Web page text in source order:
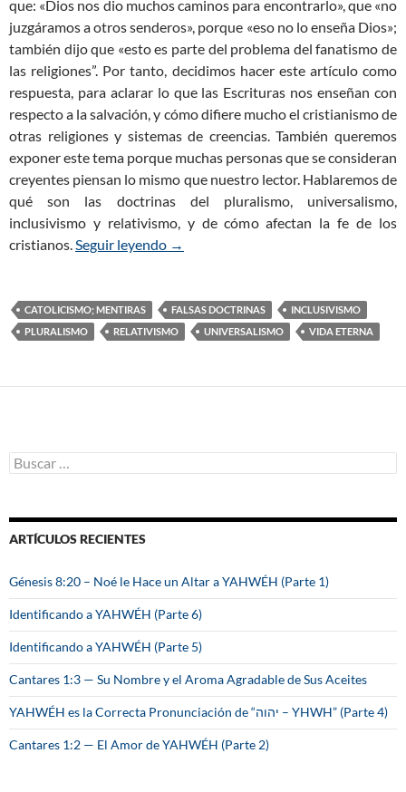
que: «Dios nos dio muchos caminos para encontrarlo», que «no
juzgáramos a otros senderos», porque «eso no lo enseña Dios»;
también dijo que «esto es parte del problema del fanatismo de
las religiones”. Por tanto, decidimos hacer este artículo como
respuesta, para aclarar lo que las Escrituras nos enseñan con
respecto a la salvación, y cómo difiere mucho el cristianismo de
otras religiones y sistemas de creencias. También queremos
exponer este tema porque muchas personas que se consideran
creyentes piensan lo mismo que nuestro lector. Hablaremos de
qué son las doctrinas del pluralismo, universalismo,
inclusivismo y relativismo, y de cómo afectan la fe de los
cristianos.Seguir leyendo ¿Acaso Todos los Caminos nos
→
CATOLICISMO; MENTIRAS FALSAS DOCTRINAS
INCLUSIVISMO
PLURALISMO
RELATIVISMO UNIVERSALISMO VIDA ETERNA
B
u
a
r
ARTÍCULOS RECIENTES
Génesis 8:20 – Noé le Hace un Altar a YAHWÉH (Parte 1)
Identificando a YAHWÉH (Parte 6)
Identificando a YAHWÉH (Parte 5)
Cantares 1:3 — Su Nombre y el Aroma Agradable de Sus Aceites
YAHWÉH es la Correcta Pronunciación de “יהוה – YHWH” (Parte 4)
Cantares 1:2 — El Amor de YAHWÉH (Parte 2)